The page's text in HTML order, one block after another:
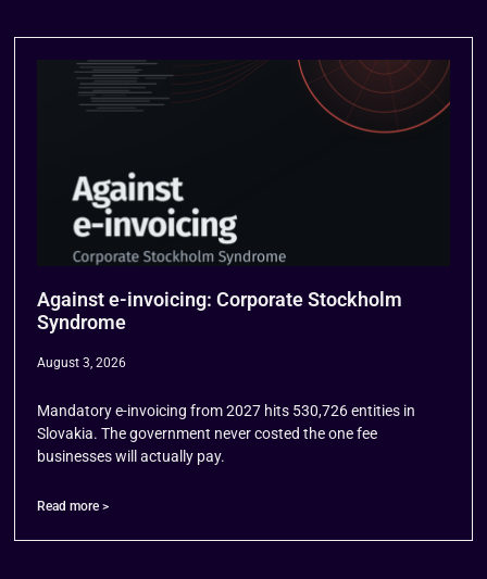
Against e-invoicing: Corporate Stockholm
Syndrome
August 3, 2026
Mandatory e-invoicing from 2027 hits 530,726 entities in
Slovakia. The government never costed the one fee
businesses will actually pay.
Read more >